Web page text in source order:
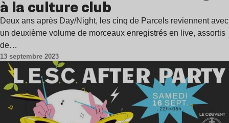
à la culture club
Deux ans après Day/Night, les cinq de Parcels reviennent avec
un deuxième volume de morceaux enregistrés en live, assortis
de…
13 septembre 2023